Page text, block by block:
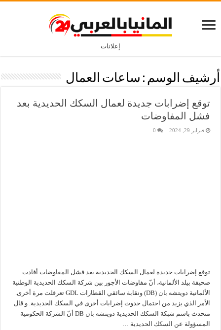
إعلانات
أرشيف الوسم : ساعات العمال
توقع إضرابات جديدة لعمال السكك الحديدية بعد
فشل المفاوضات
فبراير 29, 2024 0
توقع إضرابات جديدة لعمال السكك الحديدية بعد فشل المفاوضات أفادت
صحيفة بيلد الألمانية، أنّ مفاوضات الأجور بين شركة السكك الحديدية الوطنية
الألمانية دويتشه بان (DB) ونقابة سائقي القطارات GDL تعرقلت مرة أخرى.
الأمر الذي يزيد من احتمال حدوث إضرابات أخرى في السكك الحديدية. و قال
متحدث باسم شبكة السكك الحديدية دويتشه بان DB أنّ الشركة الحكومية
المسؤولة عن السكك الحديدية …